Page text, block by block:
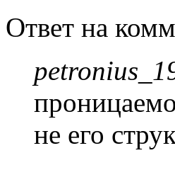
Ответ на
не его